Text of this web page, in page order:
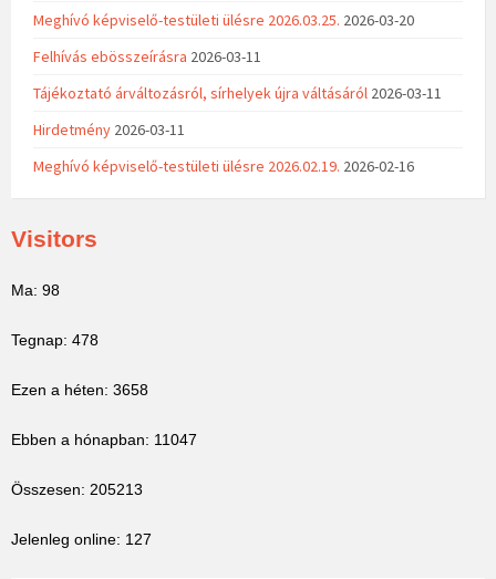
Meghívó képviselő-testületi ülésre 2026.03.25. 2026-03-20
Felhívás ebösszeírásra 2026-03-11
Tájékoztató árváltozásról, sírhelyek újra váltásáról 2026-03-11
Hirdetmény 2026-03-11
Meghívó képviselő-testületi ülésre 2026.02.19. 2026-02-16
Visitors
Ma: 98
Tegnap: 478
Ezen a héten: 3658
Ebben a hónapban: 11047
Összesen: 205213
Jelenleg online: 127